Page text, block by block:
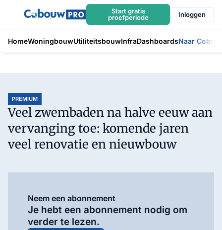
Start gratis
proefperiode
Inloggen
HomeWoningbouwUtiliteitsbouwInfraDashboardsNaar
PREMIUM
Veel zwembaden na halve eeuw aan
vervanging toe: komende jaren
veel renovatie en nieuwbouw
Neem een abonnement
Je hebt een abonnement nodig om
verder te lezen.